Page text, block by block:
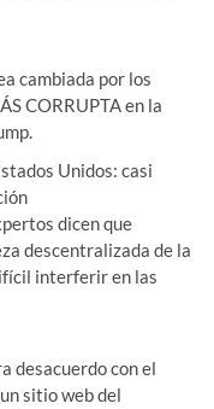
cambiada por los
CORRUPTA en la
Unidos: casi
dicen que
descentralizada de la
interferir en las
desacuerdo con el
sitio web del